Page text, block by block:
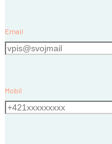
Email
Mobil